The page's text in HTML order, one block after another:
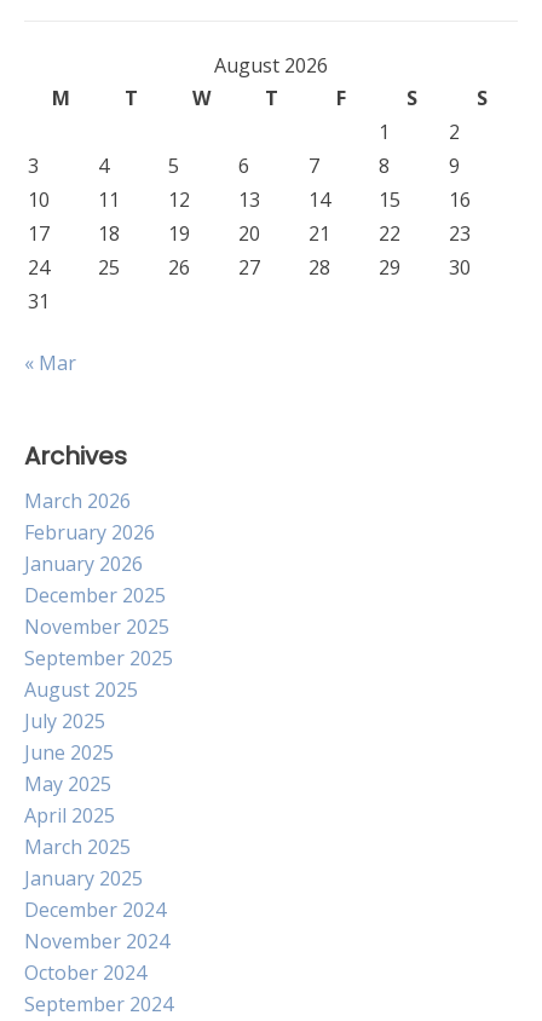
August 2026
M
T W T F S
S
1
2
3
4 5 6 7 8
9
10
11 12 13 14 15
16
17
18 19 20 21 22
23
24
25 26 27 28 29
30
31
« Mar
Archives
March 2026
February 2026
January 2026
December 2025
November 2025
September 2025
August 2025
July 2025
June 2025
May 2025
April 2025
March 2025
January 2025
December 2024
November 2024
October 2024
September 2024